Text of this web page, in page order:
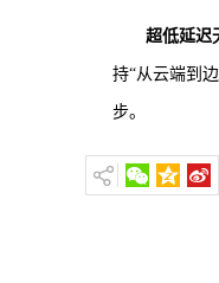
超低延迟
持“从云端到
步。